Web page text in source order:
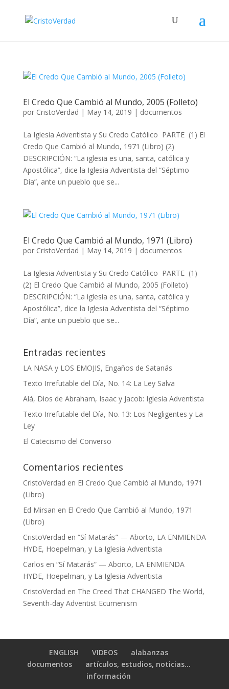
El Credo Que Cambió al Mundo, 2005 (Folleto)
por CristoVerdad | May 14, 2019 | documentos
La Iglesia Adventista y Su Credo Católico PARTE (1) El
Credo Que Cambió al Mundo, 1971 (Libro) (2)
DESCRIPCIÓN: “La iglesia es una, santa, católica y
Apostólica”, dice la Iglesia Adventista del “Séptimo
Día”, ante un pueblo que se...
El Credo Que Cambió al Mundo, 1971 (Libro)
por CristoVerdad | May 14, 2019 | documentos
La Iglesia Adventista y Su Credo Católico PARTE (1)
(2) El Credo Que Cambió al Mundo, 2005 (Folleto)
DESCRIPCIÓN: “La iglesia es una, santa, católica y
Apostólica”, dice la Iglesia Adventista del “Séptimo
Día”, ante un pueblo que se...
Entradas recientes
LA NASA y LOS EMOJIS, Engaños de Satanás
Texto Irrefutable del Día, No. 14: La Ley Salva
Alá, Dios de Abraham, Isaac y Jacob: Iglesia Adventista
Texto Irrefutable del Día, No. 13: Los Negligentes y La
Ley
El Catecismo del Converso
Comentarios recientes
CristoVerdad en El Credo Que Cambió al Mundo, 1971
(Libro)
Ed Mirsan en El Credo Que Cambió al Mundo, 1971
(Libro)
CristoVerdad en “Sí Matarás” — Aborto, LA ENMIENDA
HYDE, Hoepelman, y La Iglesia Adventista
Carlos en “Sí Matarás” — Aborto, LA ENMIENDA
HYDE, Hoepelman, y La Iglesia Adventista
CristoVerdad en The Creed That CHANGED The World,
Seventh-day Adventist Ecumenism
ENGLISH VIDEOS
alabanzas
documentos
artículos, estudios, noticias…
información